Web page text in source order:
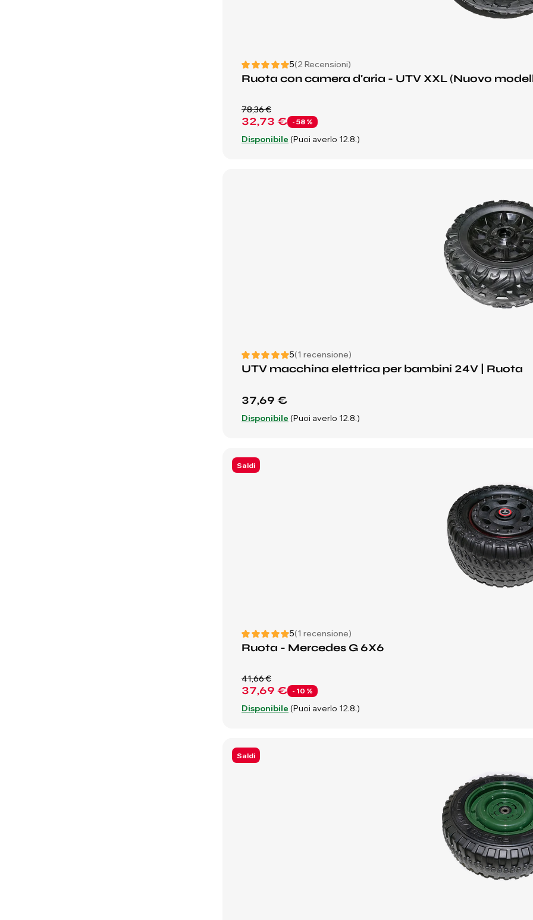
5(2 Recensioni)
Ruota con camera d'aria - UTV XXL (Nuovo
32,73 € - 58 %
78,36 €
Disponibile (Puoi averlo 12.8.)
5(1 recensione)
UTV macchina elettrica per bambini 24V | Ruota
37,69 €
Disponibile (Puoi averlo 12.8.)
Saldi
5(1 recensione)
Ruota - Mercedes G 6X6
37,69 € - 10 %
41,66 €
Disponibile (Puoi averlo 12.8.)
Saldi